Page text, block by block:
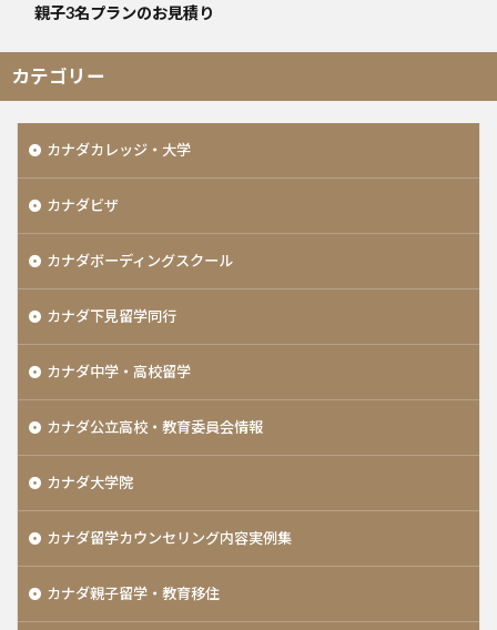
親子3名プランのお見積り
カテゴリー
カナダカレッジ・大学
カナダビザ
カナダボーディングスクール
カナダ下見留学同行
カナダ中学・高校留学
カナダ公立高校・教育委員会情報
カナダ大学院
カナダ留学カウンセリング内容実例集
カナダ親子留学・教育移住